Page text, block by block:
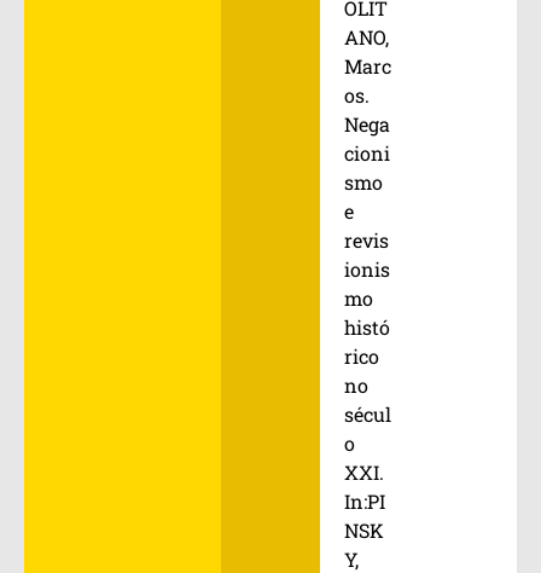
OLIT
ANO,
Marc
os.
Nega
cioni
smo
e
revis
ionis
mo
histó
rico
no
sécul
o
XXI.
In:PI
NSK
Y,